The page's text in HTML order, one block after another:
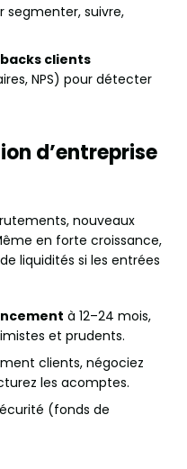
segmenter, suivre,
clients
NPS) pour détecter
d’entreprise
nouveaux
en forte croissance,
liquidités si les entrées
à 12–24 mois,
et prudents.
clients, négociez
les acomptes.
(fonds de